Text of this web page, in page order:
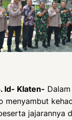
Id- Klaten-
menyambut
jajarannya